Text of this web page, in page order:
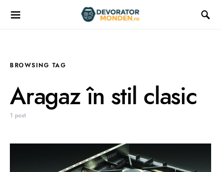
BROWSING TAG
Aragaz în stil clasic
1 post